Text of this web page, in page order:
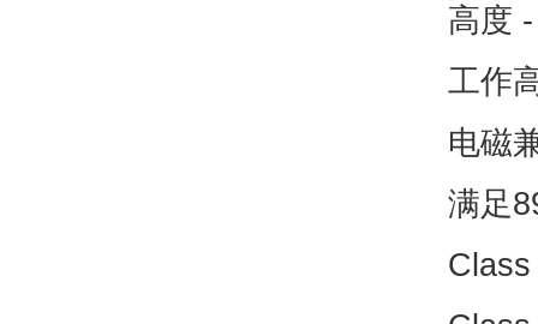
高度 -
工作
电磁
满足